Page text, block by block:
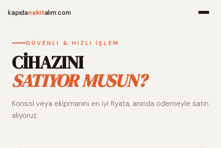
kapıdanakitalım.com
Alım
GÜVENLI & HIZLI İŞLEM
CİHAZINI
SATIYOR MUSUN?
Konsol veya ekipmanını en iyi fiyata, anında ödemeyle satın
alıyoruz.